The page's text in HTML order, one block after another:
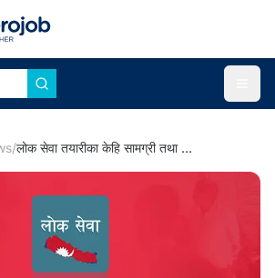
/ लोक सेवा तयारीका केहि सामग्री तथा शुत्रहरु